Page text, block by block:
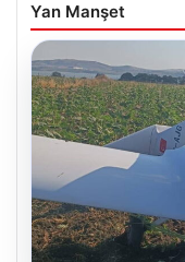
Yan Manşet